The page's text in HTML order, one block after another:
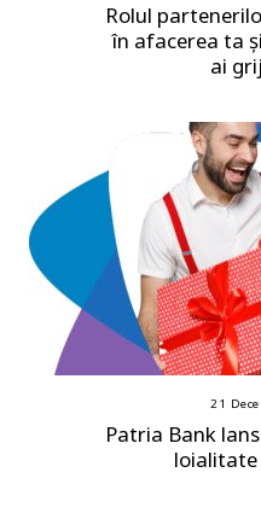
Rolul
în afacerea ta
ai
21
Patria Bank
loialitate